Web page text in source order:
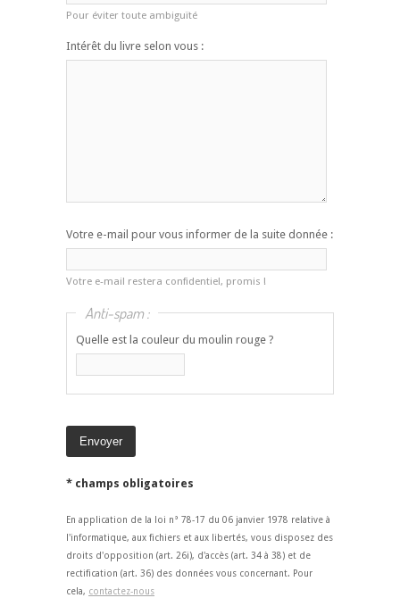
Pour éviter toute ambiguïté
Intérêt du livre selon vous :
Votre e-mail pour vous informer de la suite donnée :
Votre e-mail restera confidentiel, promis !
Anti-spam :
Quelle est la couleur du moulin rouge ?
* champs obligatoires
En application de la loi n° 78-17 du 06 janvier 1978 relative à
l'informatique, aux fichiers et aux libertés, vous disposez des
droits d'opposition (art. 26i), d'accès (art. 34 à 38) et de
rectification (art. 36) des données vous concernant. Pour
cela, contactez-nous